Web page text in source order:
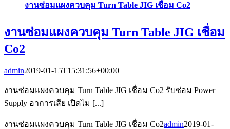
งานซ่อมแผงควบคุม Turn Table JIG เชื่อม Co2
งานซ่อมแผงควบคุม Turn Table JIG เชื่อม
Co2
admin2019-01-15T15:31:56+00:00
งานซ่อมแผงควบคุม Turn Table JIG เชื่อม Co2 รับซ่อม Power
Supply อาการเสีย เปิดไม [...]
งานซ่อมแผงควบคุม Turn Table JIG เชื่อม Co2admin2019-01-